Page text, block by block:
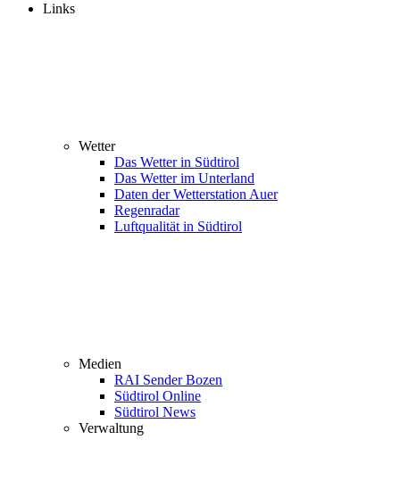
Links
Wetter
Das Wetter in Südtirol
Das Wetter im Unterland
Daten der Wetterstation Auer
Regenradar
Luftqualität in Südtirol
Medien
RAI Sender Bozen
Südtirol Online
Südtirol News
Verwaltung